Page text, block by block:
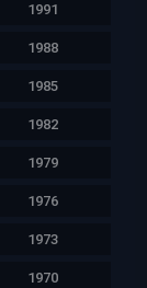
1991
1988
1985
1982
1979
1976
1973
1970